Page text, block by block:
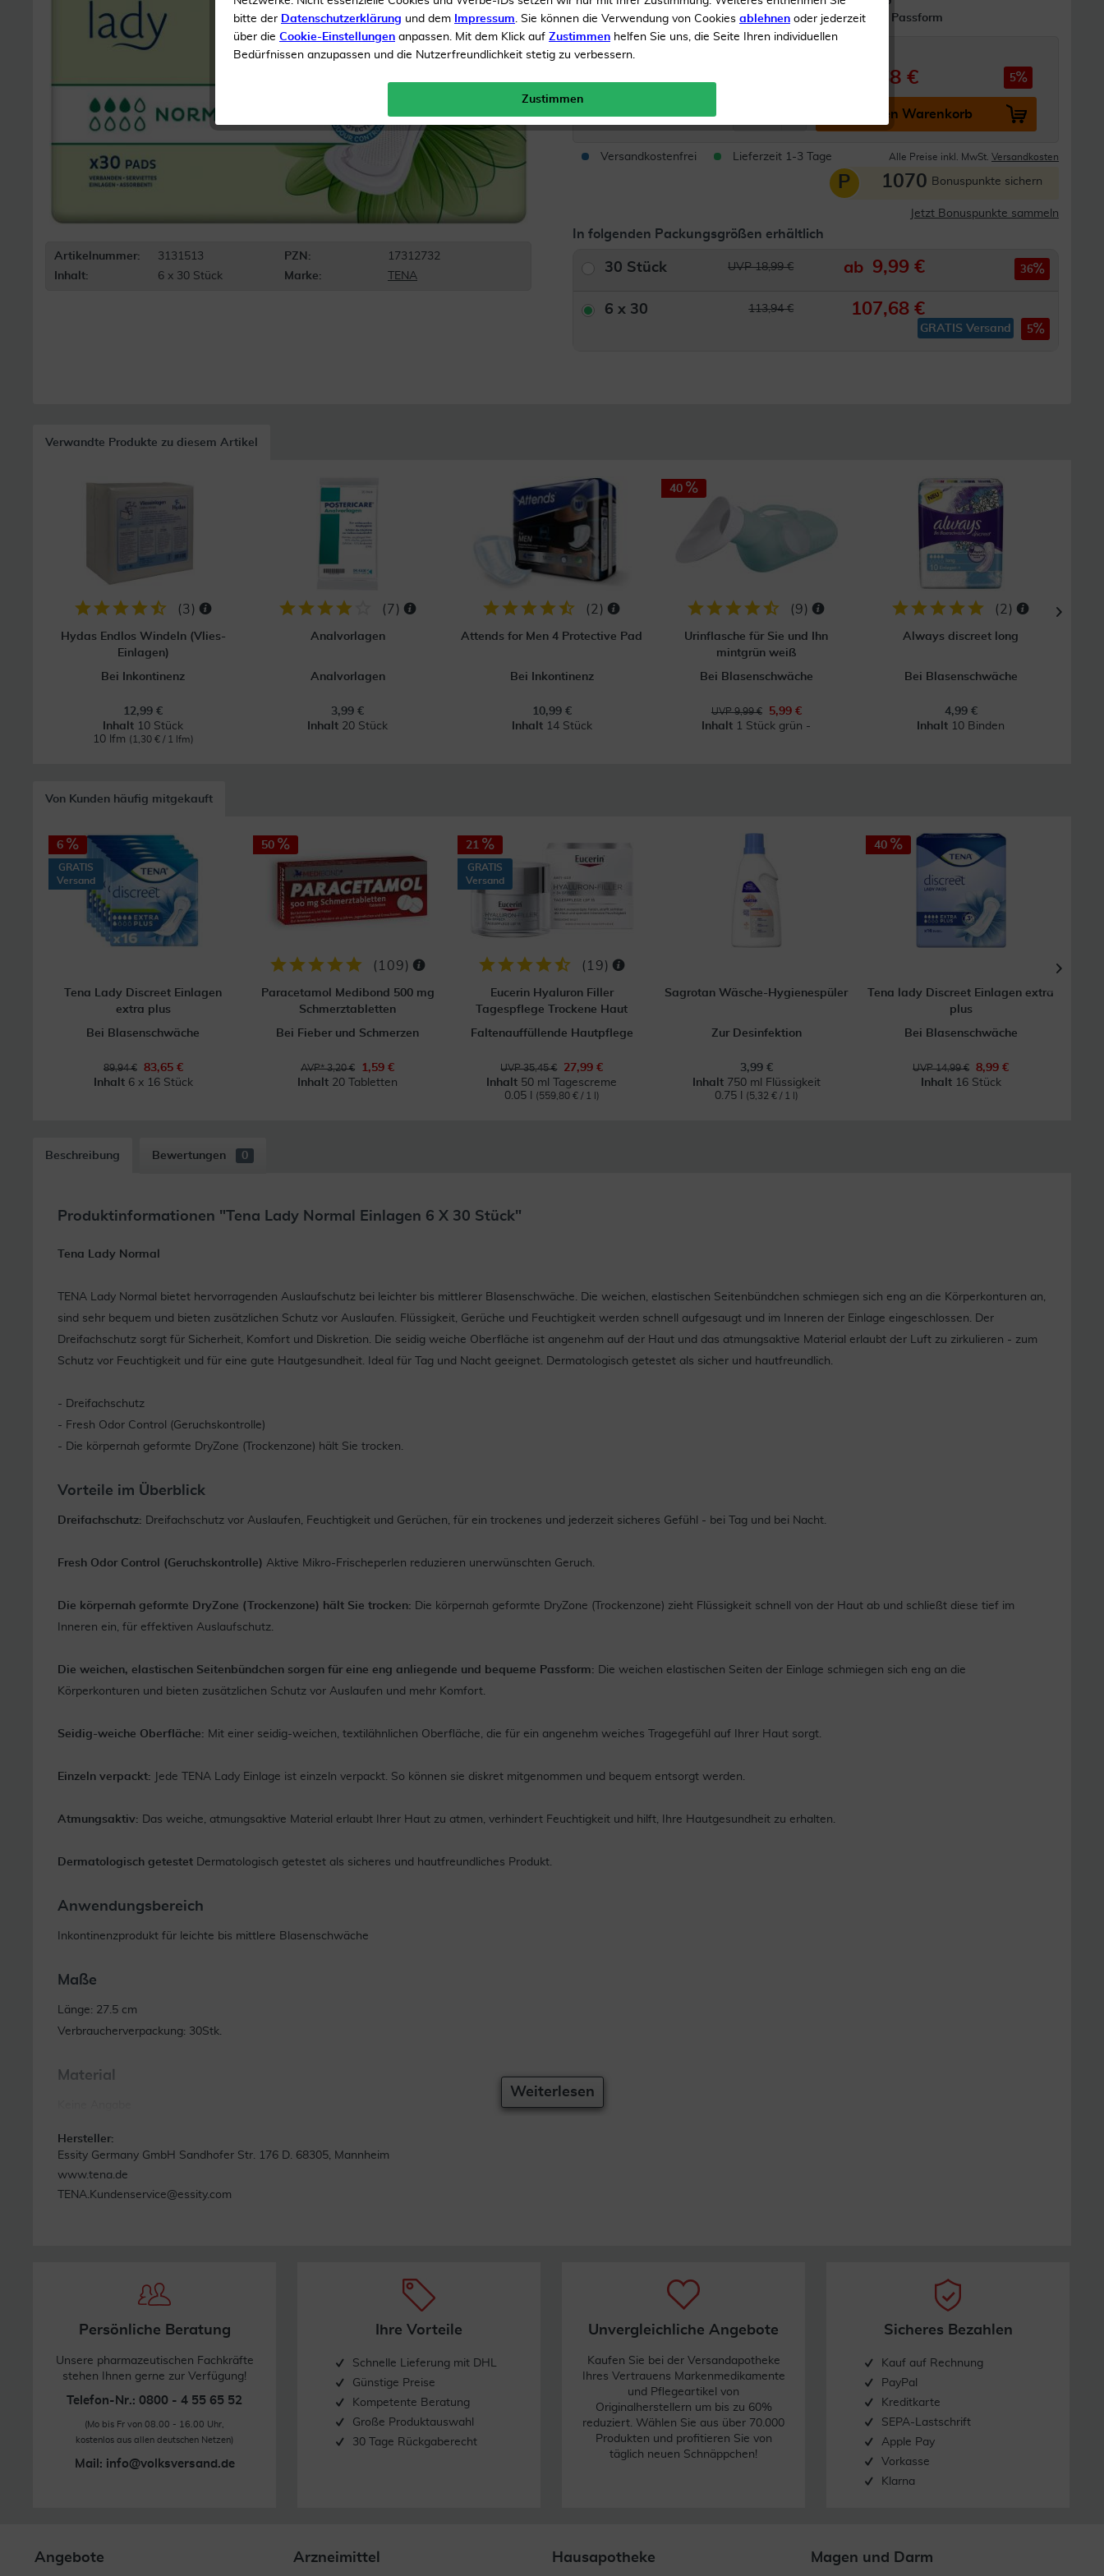
Optimaler Sitz
Optimierte Passform
Artikelnummer: 3131513 PZN:
17312732
Inhalt:
6 x 30 Stück Marke: TENA
Inhalt6 x 30 Stück
107,68 € 5
In den Warenkorb
Versandkostenfrei Lieferzeit 1-3 Tage Alle Preise inkl. MwSt. Versandkosten
P 1070 Bonuspunkte sichern
Jetzt Bonuspunkte sammeln
In folgenden Packungsgrößen erhältlich
30 Stück UVP 18,99 € ab 9,99 € 36
6 x 30 113,94 € 107,68 €
GRATIS Versand 5
Verwandte Produkte zu diesem Artikel
(3)
Hydas Endlos Windeln (Vlies-
Einlagen)
Bei Inkontinenz
12,99 €
Inhalt 10 Stück
10 lfm (1,30 € / 1 lfm)
( 7 )
Analvorlagen
Analvorlagen
3,99 €
Inhalt 20 Stück
(2 )
Attends for Men 4 Protective Pad
Bei Inkontinenz
10,99 €
Inhalt 14 Stück
40
(9)
Urinflasche für Sie und Ihn
mintgrün weiß
Bei Blasenschwäche
UVP 9,99 €
5,99 €
Inhalt 1 Stück grün -
(2 )
Always discreet long
Bei Blasenschwäche
4,99 €
Inhalt 10 Binden
Von Kunden häufig mitgekauft
6
GRATIS
Versand
Tena Lady Discreet Einlagen
extra plus
Bei Blasenschwäche
89,94 €
83,65 €
Inhalt 6 x 16 Stück
50
( 109)
Paracetamol Medibond 500 mg
Schmerztabletten
Bei Fieber und Schmerzen
AVP* 3,20 €
1,59 €
Inhalt 20 Tabletten
21
GRATIS
Versand
( 19)
Eucerin Hyaluron Filler
Tagespflege Trockene Haut
Faltenauffüllende Hautpflege
UVP 35,45 €
27,99 €
Inhalt 50 ml Tagescreme
0.05 l
(559,80 € / 1 l)
Sagrotan Wäsche-Hygienespüler
Zur Desinfektion
3,99 €
Inhalt 750 ml Flüssigkeit
0.75 l
(5,32 € / 1 l)
40
Tena lady Discreet Einlagen extra
plus
Bei Blasenschwäche
UVP 14,99 €
8,99 €
Inhalt 16 Stück
Beschreibung Bewertungen 0
Produktinformationen "Tena Lady Normal Einlagen 6 X 30 Stück"
Tena Lady Normal
TENA Lady Normal bietet hervorragenden Auslaufschutz bei leichter bis mittlerer Blasenschwäche. Die weichen, elastischen Seitenbündchen schmiegen sich eng an die Körperkonturen an,
sind sehr bequem und bieten zusätzlichen Schutz vor Auslaufen. Flüssigkeit, Gerüche und Feuchtigkeit werden schnell aufgesaugt und im Inneren der Einlage eingeschlossen. Der
Dreifachschutz sorgt für Sicherheit, Komfort und Diskretion. Die seidig weiche Oberfläche ist angenehm auf der Haut und das atmungsaktive Material erlaubt der Luft zu zirkulieren - zum
Schutz vor Feuchtigkeit und für eine gute Hautgesundheit. Ideal für Tag und Nacht geeignet. Dermatologisch getestet als sicher und hautfreundlich.
- Dreifachschutz
- Fresh Odor Control (Geruchskontrolle)
- Die körpernah geformte DryZone (Trockenzone) hält Sie trocken.
Vorteile im Überblick
Dreifachschutz: Dreifachschutz vor Auslaufen, Feuchtigkeit und Gerüchen, für ein trockenes und jederzeit sicheres Gefühl - bei Tag und bei Nacht.
Fresh Odor Control (Geruchskontrolle) Aktive Mikro-Frischeperlen reduzieren unerwünschten Geruch.
Die körpernah geformte DryZone (Trockenzone) hält Sie trocken: Die körpernah geformte DryZone (Trockenzone) zieht Flüssigkeit schnell von der Haut ab und schließt diese tief im
Inneren ein, für effektiven Auslaufschutz.
Die weichen, elastischen Seitenbündchen sorgen für eine eng anliegende und bequeme Passform: Die weichen elastischen Seiten der Einlage schmiegen sich eng an die
Körperkonturen und bieten zusätzlichen Schutz vor Auslaufen und mehr Komfort.
Seidig-weiche Oberfläche: Mit einer seidig-weichen, textilähnlichen Oberfläche, die für ein angenehm weiches Tragegefühl auf Ihrer Haut sorgt.
Einzeln verpackt: Jede TENA Lady Einlage ist einzeln verpackt. So können sie diskret mitgenommen und bequem entsorgt werden.
Atmungsaktiv: Das weiche, atmungsaktive Material erlaubt Ihrer Haut zu atmen, verhindert Feuchtigkeit und hilft, Ihre Hautgesundheit zu erhalten.
Dermatologisch getestet Dermatologisch getestet als sicheres und hautfreundliches Produkt.
Anwendungsbereich
Inkontinenzprodukt für leichte bis mittlere Blasenschwäche
Maße
Länge: 27.5 cm
Verbraucherverpackung: 30Stk.
Material
Weiterlesen
Hersteller:
Essity Germany GmbH Sandhofer Str. 176 D. 68305, Mannheim
www.tena.de
TENA.Kundenservice@essity.com
Persönliche Beratung
Unsere pharmazeutischen Fachkräfte
stehen Ihnen gerne zur Verfügung!
Telefon-Nr.: 0800 - 4 55 65 52
(Mo bis Fr von 08.00 - 16.00 Uhr,
kostenlos aus allen deutschen Netzen)
Mail: info@volksversand.de
Ihre Vorteile
Schnelle Lieferung mit DHL
Günstige Preise
Kompetente Beratung
Große Produktauswahl
30 Tage Rückgaberecht
Unvergleichliche Angebote
Kaufen Sie bei der Versandapotheke
Ihres Vertrauens Markenmedikamente
und Pflegeartikel von
Originalherstellern um bis zu 60%
reduziert. Wählen Sie aus über 70.000
Produkten und profitieren Sie von
täglich neuen Schnäppchen!
Sicheres Bezahlen
Kauf auf Rechnung
PayPal
Kreditkarte
SEPA-Lastschrift
Apple Pay
Vorkasse
Klarna
Angebote Arzneimittel Hausapotheke Magen und Darm
bitte der Datenschutzerklärung und dem Impressum. Sie können die Verwendung von Cookies ablehnen oder jederzeit
über die Cookie-Einstellungen anpassen. Mit dem Klick auf Zustimmen helfen Sie uns, die Seite Ihren individuellen
Bedürfnissen anzupassen und die Nutzerfreundlichkeit stetig zu verbessern.
Zustimmen